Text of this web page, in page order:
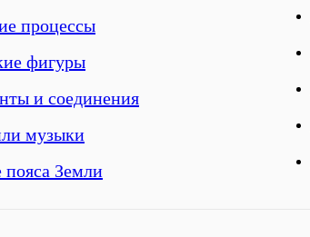
процессы
фигуры
и соединения
музыки
пояса Земли